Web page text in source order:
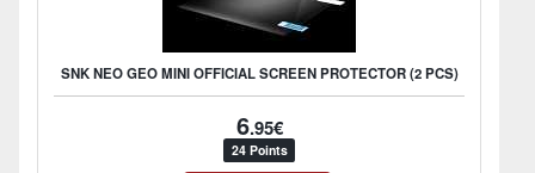
SNK NEO GEO MINI OFFICIAL SCREEN PROTECTOR (2 PCS)
6.95€
24 Points